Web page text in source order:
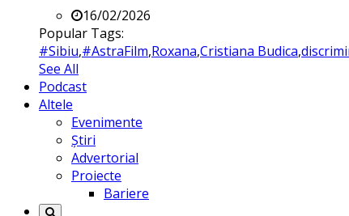
16/02/2026
Popular Tags:
#Sibiu,#AstraFilm,Roxana,Cristiana Budica,
See All
Podcast
Altele
Evenimente
Știri
Advertorial
Proiecte
Bariere